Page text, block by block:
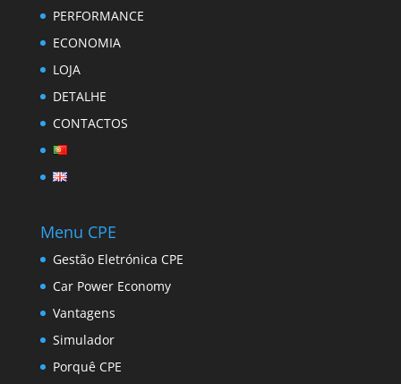
PERFORMANCE
ECONOMIA
LOJA
DETALHE
CONTACTOS
Menu CPE
Gestão Eletrónica CPE
Car Power Economy
Vantagens
Simulador
Porquê CPE